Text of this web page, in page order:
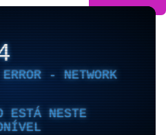
- NETWORK
ESTÁ NESTE